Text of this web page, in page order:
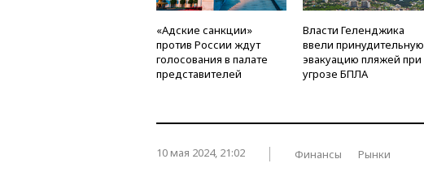
«Адские санкции»
против России ждут
голосования в палате
представителей
Власти Геленджика
ввели принудительную
эвакуацию пляжей при
угрозе БПЛА
10 мая 2024, 21:02 Финансы Рынки